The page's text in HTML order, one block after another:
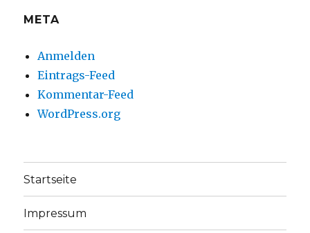
META
Anmelden
Eintrags-Feed
Kommentar-Feed
WordPress.org
Startseite
Impressum